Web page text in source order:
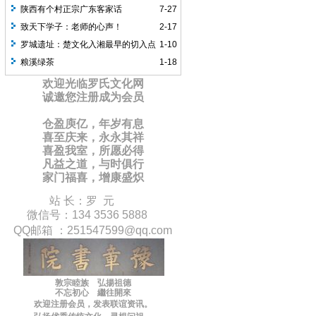
7-27
陕西有个村正宗广东客家话
2-17
致天下学子：老师的心声！
1-10
罗城遗址：楚文化入湘最早的切入点
之一
1-18
粮溪绿茶
欢迎光临罗氏文化网
诚邀您注册成为会员
仓盈庾亿，年岁有息
喜至庆来，永永其祥
喜盈我室，所愿必得
凡益之道，与时俱行
家门福喜，增康盛炽
站 长：罗 元
微信号：134 3536 5888
QQ邮箱 ： 251547599@qq.com
敦宗睦族 弘揚祖德
不忘初心 繼往開來
欢迎注册会员， 发表联谊资讯。